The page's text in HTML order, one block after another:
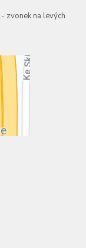
zvonek na levých